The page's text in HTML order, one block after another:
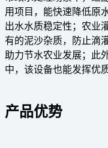
用项目，能快速降低原
出水水质稳定性；农业
有的泥沙杂质，防止滴
助力节水农业发展；此
中，该设备也能发挥优
产品优势